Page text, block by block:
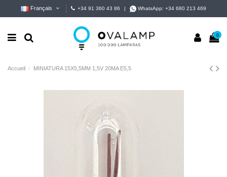
Français +34 91 360 43 86 WhatsApp:+34 680 213 469
0
Accueil MINIATURA 15X5,5MM 1,5V 20MA E5,5